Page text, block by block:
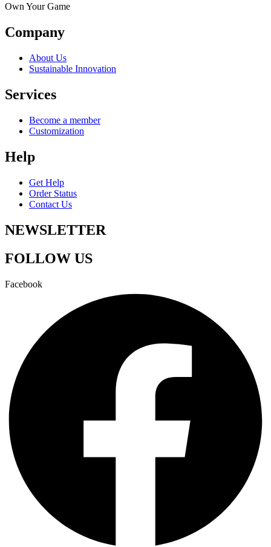
Own Your Game
Company
About Us
Sustainable Innovation
Services
Become a member
Customization
Help
Get Help
Order Status
Contact Us
NEWSLETTER
FOLLOW US
Facebook